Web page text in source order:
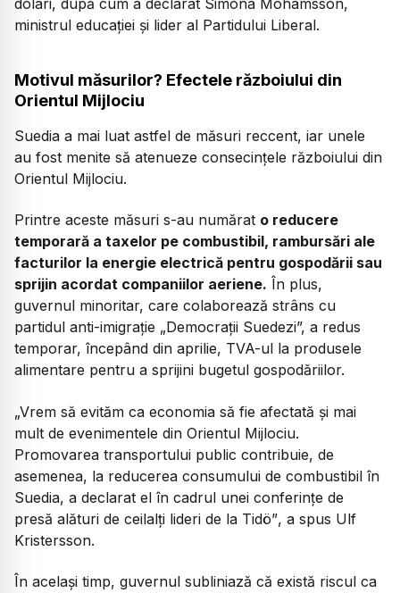
ministrul educației și lider al Partidului Liberal.
Motivul măsurilor? Efectele războiului din
Orientul Mijlociu
Suedia a mai luat astfel de măsuri reccent, iar unele
au fost menite să atenueze consecințele războiului din
Orientul Mijlociu.
Printre aceste măsuri s-au numărat o reducere
temporară a taxelor pe combustibil, rambursări ale
facturilor la energie electrică pentru gospodării sau
sprijin acordat companiilor aeriene. În plus,
guvernul minoritar, care colaborează strâns cu
partidul anti-imigrație „Democrații Suedezi”, a redus
temporar, începând din aprilie, TVA-ul la produsele
alimentare pentru a sprijini bugetul gospodăriilor.
„Vrem să evităm ca economia să fie afectată și mai
mult de evenimentele din Orientul Mijlociu.
Promovarea transportului public contribuie, de
asemenea, la reducerea consumului de combustibil în
Suedia, a declarat el în cadrul unei conferințe de
presă alături de ceilalți lideri de la Tidö”, a spus Ulf
Kristersson.
În același timp, guvernul subliniază că există riscul ca